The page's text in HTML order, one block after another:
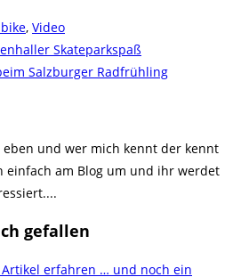
, Video
Skateparkspaß
Salzburger Radfrühling
eben und wer mich kennt der kennt
einfach am Blog um und ihr werdet
gefallen